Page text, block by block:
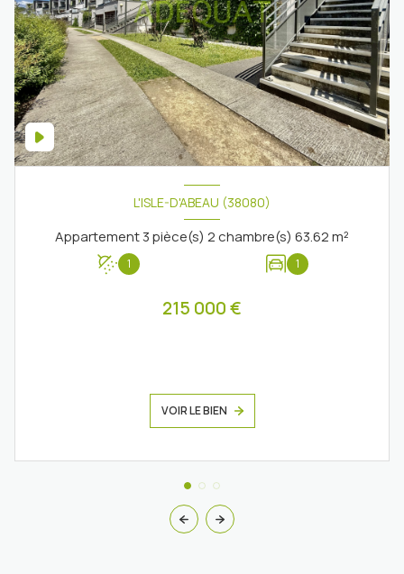
L'ISLE-D'ABEAU (38080)
Appartement 3 pièce(s) 2 chambre(s) 63.62 m²
1 1
215 000 €
VOIR LE BIEN